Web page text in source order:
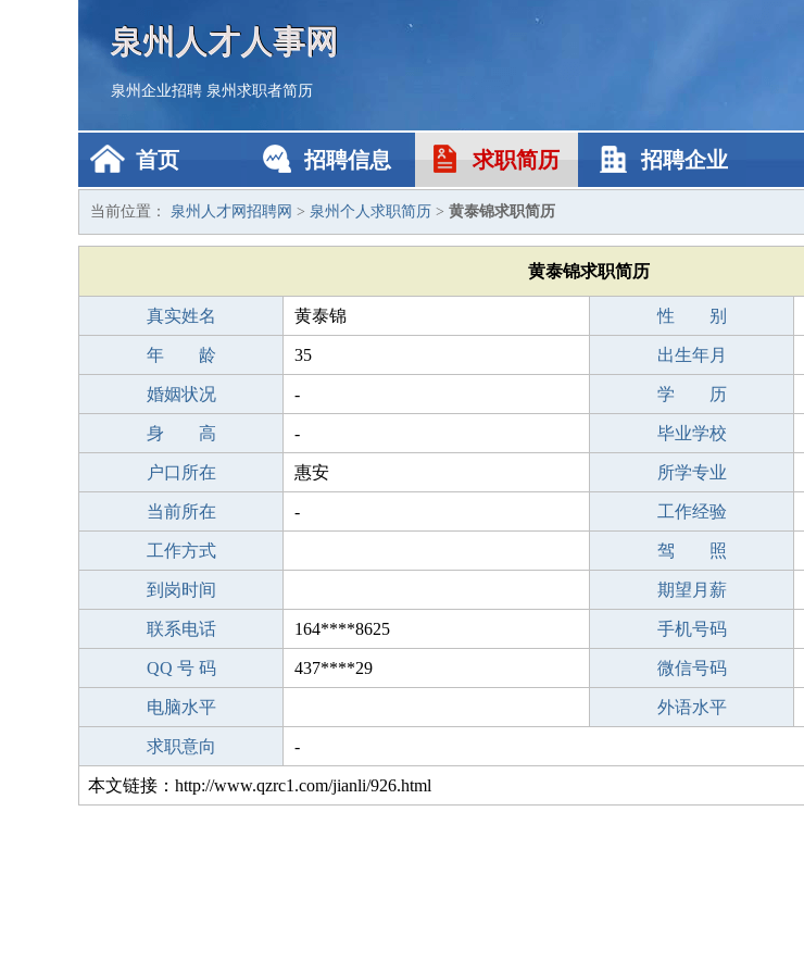
泉州人才人事网
泉州企业招聘 泉州求职者简历
首页 招聘信息 求职简历 招聘企业
当前位置： 泉州人才网招聘网 > 泉州个人求职简历 > 黄泰锦求职简历
黄泰锦求职简历
真实姓名 黄泰锦 性 别
年 龄 35 出生年月
婚姻状况 - 学 历
身 高 - 毕业学校
户口所在 惠安 所学专业
当前所在 - 工作经验
工作方式 驾 照
到岗时间 期望月薪
联系电话 164****8625 手机号码
QQ 号 码 437****29 微信号码
电脑水平 外语水平
求职意向 -
本文链接：http://www.qzrc1.com/jianli/926.html